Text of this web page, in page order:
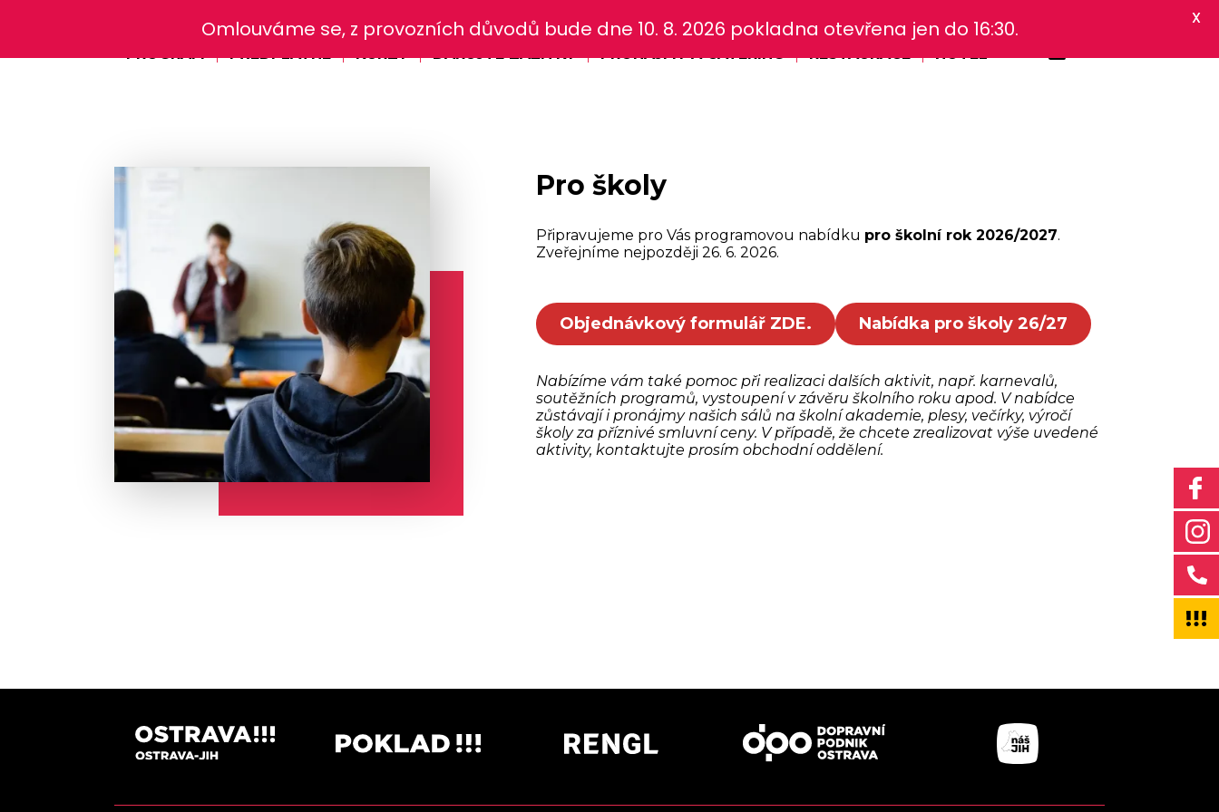
PROGRAM PŘEDPLATNÉ KURZY DARUJTE ZÁŽITKY PRONÁJMY A CATERING RESTAURACE HOTEL
Pro školy
Připravujeme pro Vás programovou nabídku pro školní rok 2026/2027.
Zveřejníme nejpozději 26. 6. 2026.
Objednávkový formulář ZDE. Nabídka pro školy 26/27
Nabízíme vám také pomoc při realizaci dalších aktivit, např. karnevalů,
soutěžních programů, vystoupení v závěru školního roku apod. V nabídce
zůstávají i pronájmy našich sálů na školní akademie, plesy, večírky, výročí
školy za příznivé smluvní ceny. V případě, že chcete zrealizovat výše uvedené
aktivity, kontaktujte prosím obchodní oddělení.
Omlouváme se, z provozních důvodů bude dne 10. 8. 2026 pokladna otevřena jen do 16:30. X